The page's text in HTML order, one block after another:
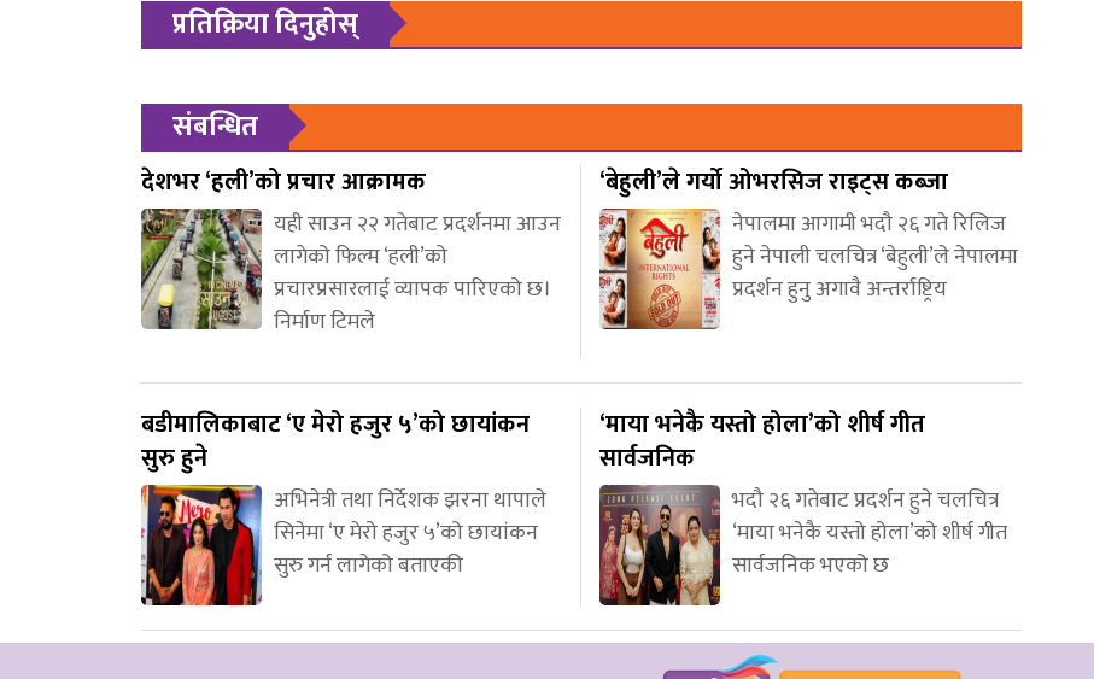
प्रतिक्रिया दिनुहोस्
संबन्धित
देशभर ‘हली’को प्रचार आक्रामक
यही साउन २२ गतेबाट प्रदर्शनमा आउन
लागेको फिल्म ‘हली’को
प्रचारप्रसारलाई व्यापक पारिएको छ।
निर्माण टिमले
‘बेहुली’ले गर्यो ओभरसिज राइट्स कब्जा
नेपालमा आगामी भदौ २६ गते रिलिज
हुने नेपाली चलचित्र ‘बेहुली’ले नेपालमा
प्रदर्शन हुनु अगावै अन्तर्राष्ट्रिय
बडीमालिकाबाट ‘ए मेरो हजुर ५’को छायांकन
सुरु हुने
अभिनेत्री तथा निर्देशक झरना थापाले
सिनेमा ‘ए मेरो हजुर ५’को छायांकन
सुरु गर्न लागेको बताएकी
‘माया भनेकै यस्तो होला’को शीर्ष गीत
सार्वजनिक
भदौ २६ गतेबाट प्रदर्शन हुने चलचित्र
‘माया भनेकै यस्तो होला’को शीर्ष गीत
सार्वजनिक भएको छ